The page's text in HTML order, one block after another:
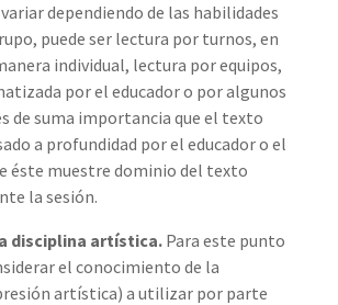
dependiendo de las habilidades
puede ser lectura por turnos, en
individual, lectura por equipos,
por el educador o por algunos
de suma importancia que el texto
a profundidad por el educador o el
éste muestre dominio del texto
la sesión.
disciplina artística.Para este punto
el conocimiento de la
artística) a utilizar por parte